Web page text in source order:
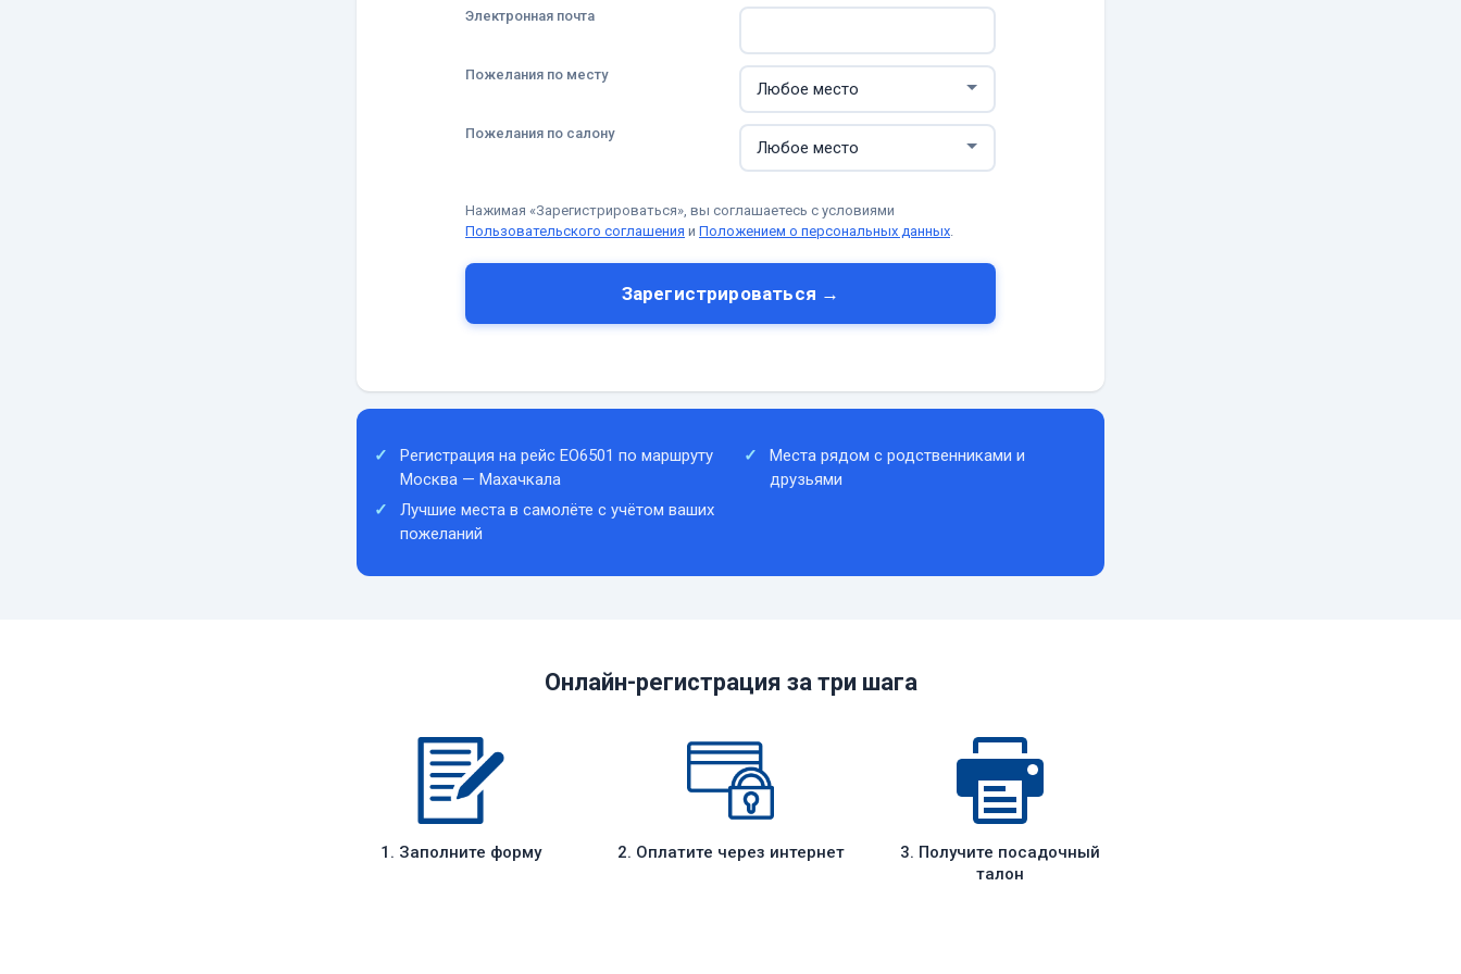
Электронная почта
Пожелания по месту
Пожелания по салону
Нажимая «Зарегистрироваться», вы соглашаетесь с условиями
Пользовательского соглашения и Положением о персональных данных.
Зарегистрироваться →
Регистрация на рейс EO6501 по маршруту
Москва — Махачкала
Места рядом с родственниками и
друзьями
Лучшие места в самолёте с учётом ваших
пожеланий
Онлайн-регистрация за три шага
1. Заполните форму 2. Оплатите через интернет
3. Получите посадочный
талон